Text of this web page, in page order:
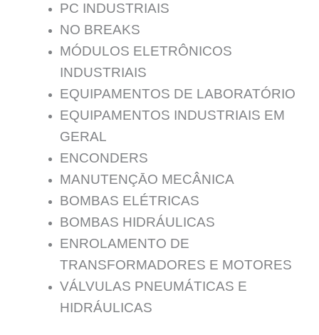
PC INDUSTRIAIS
NO BREAKS
MÓDULOS ELETRÔNICOS
INDUSTRIAIS
EQUIPAMENTOS DE LABORATÓRIO
EQUIPAMENTOS INDUSTRIAIS EM
GERAL
ENCONDERS
MANUTENÇĀO MECÂNICA
BOMBAS ELÉTRICAS
BOMBAS HIDRÁULICAS
ENROLAMENTO DE
TRANSFORMADORES E MOTORES
VÁLVULAS PNEUMÁTICAS E
HIDRÁULICAS